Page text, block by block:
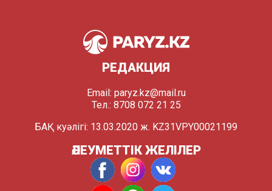
РЕДАКЦИЯ
Email: paryz.kz@mail.ru
Тел.: 8708 072 21 25
БАҚ куәлігі: 13.03.2020 ж. KZ31VPY00021199
ӘЛЕУМЕТТІК ЖЕЛІЛЕР